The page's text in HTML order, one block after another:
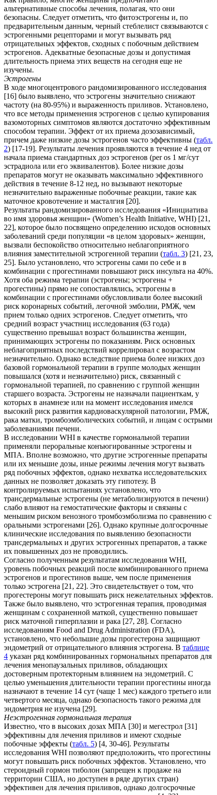
альтернативные способы лечения, полагая, что они
безопасны. Следует отметить, что фитоэстрогены и, по
предварительным данным, черный стеблелист связываются с
эстрогенными рецепторами и могут вызывать ряд
отрицательных эффектов, сходных с побочным действием
эстрогенов. Адекватные безопасные дозы и допустимая
длительность приема этих веществ на сегодня еще не
изучены.
Эстрогены
В ходе многоцентрового рандомизированного исследования
[16] было выявлено, что эстрогены значительно снижают
частоту (на 80-95%) и выраженность приливов. Установлено,
что все методы применения эстрогенов с целью купирования
вазомоторных симптомов являются достаточно эффективным
способом терапии. Эффект от их приема дозозависимый,
причем даже низкие дозы эстрогенов часто эффективны (табл.
2) [17-19]. Результаты лечения проявляются в течение 4 нед от
начала приема стандартных доз эстрогенов (per os 1 мг/сут
эстрадиола или его эквивалентов). Более низкие дозы
препаратов могут не оказывать максимально эффективного
действия в течение 8-12 нед, но вызывают некоторые
незначительно выраженные побочные реакции, такие как
маточное кровотечение и масталгия [20].
Результаты рандомизированного исследования «Инициатива
во имя здоровья женщин» (Women’s Health Initiative, WHI) [21,
22], которое было посвящено определению исходов основных
заболеваний среди популяции «в целом здоровых» женщин,
вызвали беспокойство относительно неблагоприятного
влияния заместительной эстрогенной терапии (табл. 3) [21, 23,
25]. Было установлено, что эстрогены сами по себе и в
комбинации с прогестинами повышают риск инсульта на 40%.
Хотя оба режима терапии (эстрогены; эстрогены +
прогестины) прямо не сопоставлялись, эстрогены в
комбинации с прогестинами обусловливали более высокий
риск коронарных событий, легочной эмболии, РМЖ, чем
прием только одних эстрогенов. Следует отметить, что
средний возраст участниц исследования (63 года)
существенно превышал возраст большинства женщин,
принимающих эстрогены по показаниям. Риск основных
неблагоприятных последствий коррелировал с возрастом
незначительно. Однако вследствие приема более низких доз
базовой гормональной терапии в группе молодых женщин
повышался (хотя и незначительно) риск, связанный с
гормональной терапией, по сравнению с группой женщин
старшего возраста. Эстрогены не назначали пациенткам, у
которых в анамнезе или на момент исследования имелся
высокий риск развития кардиоваскулярной патологии, РМЖ,
рака матки, тромбоэмболических событий, и лицам с острыми
заболеваниями печени.
В исследовании WHI в качестве гормональной терапии
применяли пероральные конъюгированные эстрогены и
МПА. Вполне возможно, что другие эстрогенные препараты
или их меньшие дозы, иные режимы лечения могут вызвать
ряд побочных эффектов, однако нехватка исследовательских
данных не позволяет доказать эту гипотезу. В
контролируемых испытаниях установлено, что
трансдермальные эстрогены (не метаболизируются в печени)
слабо влияют на гемостатические факторы и связаны с
меньшим риском венозного тромбоэмболизма по сравнению с
оральными эстрогенами [26]. Однако крупные долгосрочные
клинические исследования по выявлению безопасности
трансдермальных и других эстрогенных препаратов, а также
их повышенных доз не проводились.
Согласно полученным результатам исследования WHI,
уровень побочных реакций после комбинированного приема
эстрогенов и прогестинов выше, чем после применения
только эстрогена [21, 22]. Это свидетельствует о том, что
прогестероны могут повышать риск нежелательных эффектов.
Также было выявлено, что эстрогенная терапия, проводимая
женщинам с сохраненной маткой, существенно повышает
риск маточной гиперплазии и рака [27, 28]. Согласно
исследованиям Food and Drug Administration (FDA),
установлено, что небольшие дозы прогестерона защищают
эндометрий от отрицательного влияния эстрогена. В таблице
4 указан ряд комбинированных гормональных препаратов для
лечения менопаузальных приливов, обладающих
достоверным протекторным влиянием на эндометрий. С
целью уменьшения длительности терапии прогестины иногда
назначают в течение 14 сут (чаще 1 мес) каждого третьего или
четвертого месяца, однако безопасность такого режима для
эндометрия не изучена [29].
Неэстрогенная гормональная терапия
Известно, что в высоких дозах МПА [30] и мегестрол [31]
эффективны для лечения приливов и имеют сходные
побочные эффекты (табл. 5) [4, 30-46]. Результаты
исследования WHI позволяют предположить, что прогестины
могут повышать риск побочных эффектов. Установлено, что
стероидный гормон тиболон (запрещен к продаже на
территории США, но доступен в ряде других стран)
эффективен для лечения приливов, однако долгосрочные